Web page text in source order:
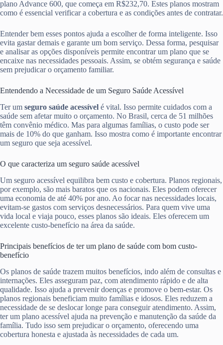
plano Advance 600, que começa em R$232,70. Estes planos mostram
como é essencial verificar a cobertura e as condições antes de contratar.
Entender bem esses pontos ajuda a escolher de forma inteligente. Isso
evita gastar demais e garante um bom serviço. Dessa forma, pesquisar
e analisar as opções disponíveis permite encontrar um plano que se
encaixe nas necessidades pessoais. Assim, se obtém segurança e saúde
sem prejudicar o orçamento familiar.
Entendendo a Necessidade de um Seguro Saúde Acessível
Ter um seguro saúde acessível é vital. Isso permite cuidados com a
saúde sem afetar muito o orçamento. No Brasil, cerca de 51 milhões
têm convênio médico. Mas para algumas famílias, o custo pode ser
mais de 10% do que ganham. Isso mostra como é importante encontrar
um seguro que seja acessível.
O que caracteriza um seguro saúde acessível
Um seguro acessível equilibra bem custo e cobertura. Planos regionais,
por exemplo, são mais baratos que os nacionais. Eles podem oferecer
uma economia de até 40% por ano. Ao focar nas necessidades locais,
evitam-se gastos com serviços desnecessários. Para quem vive uma
vida local e viaja pouco, esses planos são ideais. Eles oferecem um
excelente custo-benefício na área da saúde.
Principais benefícios de ter um plano de saúde com bom custo-
benefício
Os planos de saúde trazem muitos benefícios, indo além de consultas e
internações. Eles asseguram paz, com atendimento rápido e de alta
qualidade. Isso ajuda a prevenir doenças e promove o bem-estar. Os
planos regionais beneficiam muito famílias e idosos. Eles reduzem a
necessidade de se deslocar longe para conseguir atendimento. Assim,
ter um plano acessível ajuda na prevenção e manutenção da saúde da
família. Tudo isso sem prejudicar o orçamento, oferecendo uma
cobertura honesta e ajustada às necessidades de cada um.